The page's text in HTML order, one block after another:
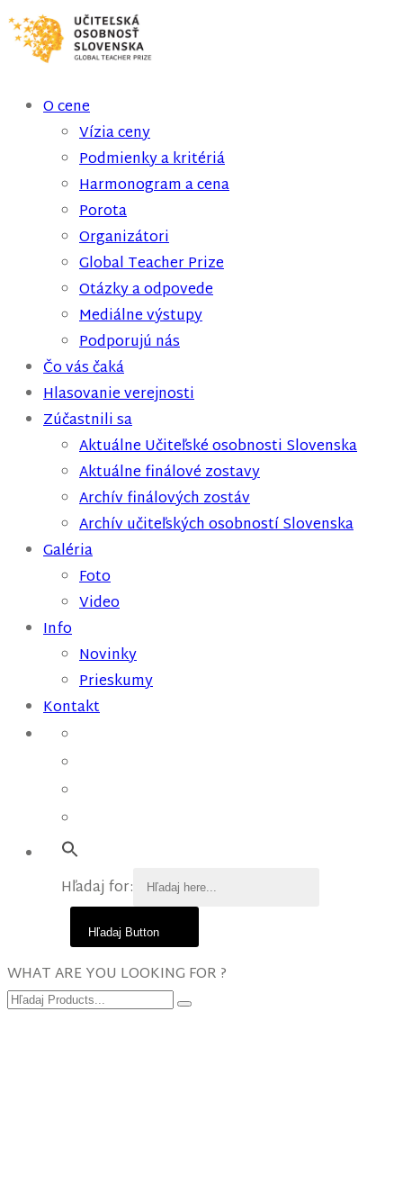
O cene
Vízia ceny
Podmienky a kritériá
Harmonogram a cena
Porota
Organizátori
Global Teacher Prize
Otázky a odpovede
Mediálne výstupy
Podporujú nás
Čo vás čaká
Hlasovanie verejnosti
Zúčastnili sa
Aktuálne Učiteľské osobnosti Slovenska
Aktuálne finálové zostavy
Archív finálových zostáv
Archív učiteľských osobností Slovenska
Galéria
Foto
Video
Info
Novinky
Prieskumy
Kontakt
Hľadaj for:
Hľadaj Button
WHAT ARE YOU LOOKING FOR ?